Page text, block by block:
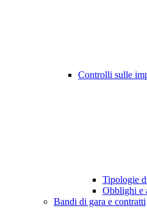
Controlli sulle
Tipologie
Obblighi e
Bandi di gara e contratti